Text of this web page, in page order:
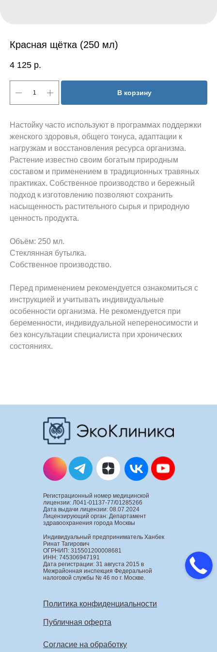
Красная щётка (250 мл)
4 125 р.
В корзину
Настойку часто используют в программах поддержки
женского здоровья, общего тонуса, адаптации к
нагрузкам и восстановления ресурса организма.
Растение известно своим богатым природным
составом и применением в традиционных травяных
практиках. Собственное производство и бережный
подход к изготовлению позволяют сохранить
насыщенность растительного сырья и природную
ценность продукта.
Объём: 250 мл.
Стеклянная бутылка.
Собственное производство.
Перед применением рекомендуется ознакомиться с
инструкцией и учитывать индивидуальные
особенности организма. Не рекомендуется при
беременности, индивидуальной непереносимости и
без консультации специалиста при хронических
состояниях.
Политика конфиденциальности
Публичная оферта
Согласие на обработку
Регистрационный номер медицинской
лицензии: Л041-01137-77/01285266
Дата выдачи лицензии: 08.07.2024
Лицензирующий орган: Департамент
здравоохранения города Москвы
Индивидуальный предприниматель Ханбек
Ринат Тагирович
ОГРНИП: 315501200008681
ИНН: 745306947191
Дата регистрации: 31 августа 2015 в
Межрайонная инспекция Федеральной
налоговой службы № 46 по г. Москве.